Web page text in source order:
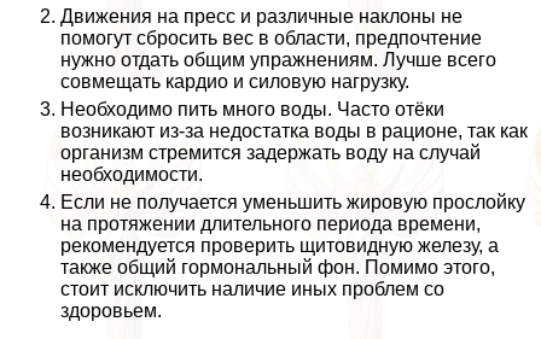
Движения на пресс и различные наклоны не
помогут сбросить вес в области, предпочтение
нужно отдать общим упражнениям. Лучше всего
совмещать кардио и силовую нагрузку.
Необходимо пить много воды. Часто отёки
возникают из-за недостатка воды в рационе, так как
организм стремится задержать воду на случай
необходимости.
Если не получается уменьшить жировую прослойку
на протяжении длительного периода времени,
рекомендуется проверить щитовидную железу, а
также общий гормональный фон. Помимо этого,
стоит исключить наличие иных проблем со
здоровьем.